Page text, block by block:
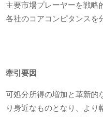
主要市場プレーヤーを戦略
各社のコアコンピタンスを
牽引要因
可処分所得の増加と革新的
り身近なものとなり、より